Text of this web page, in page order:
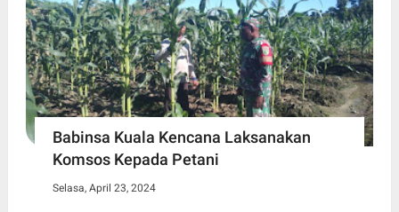
Babinsa Kuala Kencana Laksanakan
Komsos Kepada Petani
Selasa, April 23, 2024